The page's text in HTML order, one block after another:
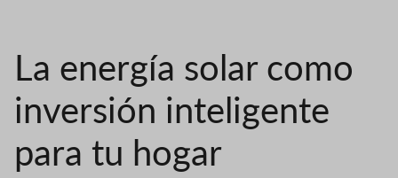
La energía solar como
inversión inteligente
para tu hogar